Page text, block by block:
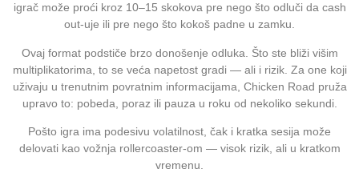
igrač može proći kroz 10–15 skokova pre nego što odluči da cash
out-uje ili pre nego što kokoš padne u zamku.
Ovaj format podstiče brzo donošenje odluka. Što ste bliži višim
multiplikatorima, to se veća napetost gradi — ali i rizik. Za one koji
uživaju u trenutnim povratnim informacijama, Chicken Road pruža
upravo to: pobeda, poraz ili pauza u roku od nekoliko sekundi.
Pošto igra ima podesivu volatilnost, čak i kratka sesija može
delovati kao vožnja rollercoaster‑om — visok rizik, ali u kratkom
vremenu.